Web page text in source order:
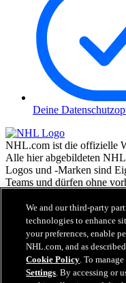
Deine
NHL.com ist die offizielle
Alle hier abgebildeten
Logos und -Marken sind
Teams und dürfen ohne
Alle Rechte vorbehalten.
Namen und Nummern der
von der NHL und der
und die Konfiguration der
Warenzeichen von Frank
Zamboni & Co., Inc. 2026.
Warenzeichen oder
We and our third-party
technologies to enhance
your preferences, enable
NHL.com, and as
Cookie Policy. To
Settings. By accessing or